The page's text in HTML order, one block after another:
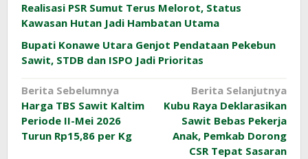
Realisasi PSR Sumut Terus Melorot, Status
Kawasan Hutan Jadi Hambatan Utama
Bupati Konawe Utara Genjot Pendataan Pekebun
Sawit, STDB dan ISPO Jadi Prioritas
Navigasi
pos
Berita Sebelumnya
Harga TBS Sawit Kaltim
Periode II-Mei 2026
Turun Rp15,86 per Kg
Berita Selanjutnya
Kubu Raya Deklarasikan
Sawit Bebas Pekerja
Anak, Pemkab Dorong
CSR Tepat Sasaran